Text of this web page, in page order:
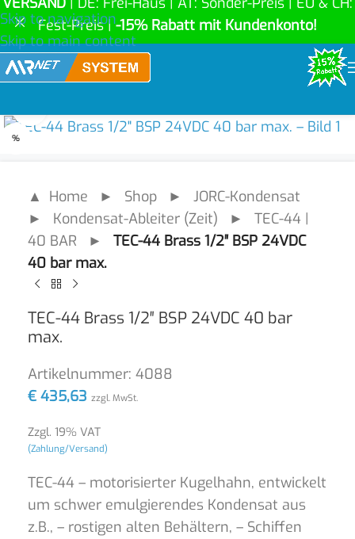
Skip to navigation
Skip to main content
Fest-Preis |-15% Rabatt mit Kundenkonto!
%
▲ Home ► Shop ► JORC-Kondensat
► Kondensat-Ableiter (Zeit) ► TEC-44 |
40 BAR ► TEC-44 Brass 1/2″ BSP 24VDC
40 bar max.
TEC-44 Brass 1/2″ BSP 24VDC 40 bar
max.
Artikelnummer: 4088
€ 435,63 zzgl. MwSt.
Zzgl. 19% VAT
(Zahlung/Versand)
TEC-44 – motorisierter Kugelhahn, entwickelt
um schwer emulgierendes Kondensat aus
z.B., – rostigen alten Behältern, – Schiffen